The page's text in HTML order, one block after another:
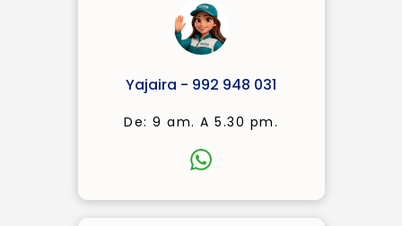
Yajaira - 992 948 031
De: 9 am. A 5.30 pm.